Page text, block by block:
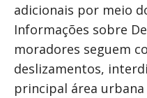
adicionais por meio
Informações sobre
moradores seguem
deslizamentos,
principal área urbana